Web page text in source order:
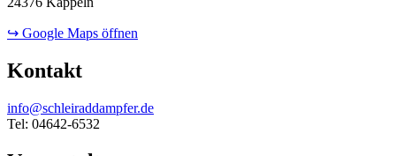
↪ Google Maps öffnen
Kontakt
info@schleiraddampfer.de
Tel: 04642-6532